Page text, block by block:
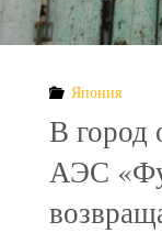
Япония
В город
АЭС